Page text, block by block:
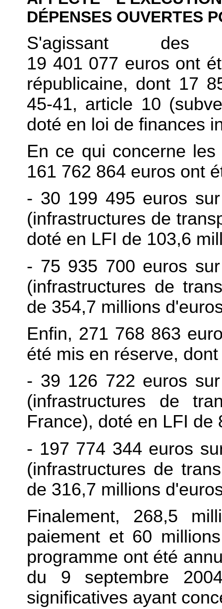
DÉPENSES OUVERTES
S'agissant des
19 401 077 euros ont
républicaine, dont 17
45-41, article 10
doté en loi de finances
En ce qui concerne
161 762 864 euros ont
- 30 199 495 euros
(infrastructures de
doté en LFI de 103,6
- 75 935 700 euros
(infrastructures de
de 354,7 millions
Enfin, 271 768 863
été mis en réserve, dont
- 39 126 722 euros
(infrastructures de
France), doté en LFI de
- 197 774 344 euros
(infrastructures de
de 316,7 millions
Finalement, 268,5
paiement et 60
programme ont été
du 9 septembre
significatives ayant